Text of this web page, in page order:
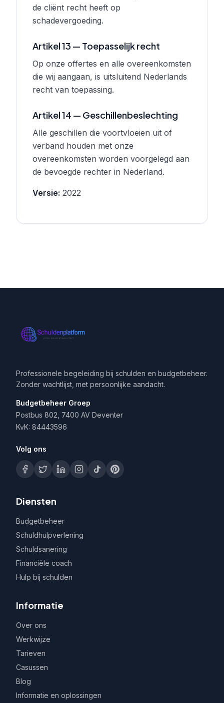
de cliënt recht heeft op
schadevergoeding.
Artikel 13 — Toepasselijk recht
Op onze offertes en alle overeenkomsten
die wij aangaan, is uitsluitend Nederlands
recht van toepassing.
Artikel 14 — Geschillenbeslechting
Alle geschillen die voortvloeien uit of
verband houden met onze
overeenkomsten worden voorgelegd aan
de bevoegde rechter in Nederland.
Versie: 2022
Professionele begeleiding bij schulden en budgetbeheer.
Zonder wachtlijst, met persoonlijke aandacht.
Budgetbeheer Groep
Postbus 802, 7400 AV Deventer
KvK: 84443596
Volg ons
Diensten
Budgetbeheer
Schuldhulpverlening
Schuldsanering
Financiële coach
Hulp bij schulden
Informatie
Over ons
Werkwijze
Tarieven
Casussen
Blog
Informatie en oplossingen